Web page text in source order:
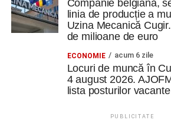
Companie belgiană,
linia de producție a
Uzina Mecanică
de milioane de euro
ECONOMIE acum 6 zile
Locuri de muncă în
4 august 2026.
lista posturilor vacante
PUBLICITATE